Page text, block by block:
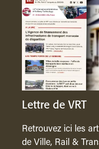
Lettre de VRT
Retrouvez ici les
de Ville, Rail &